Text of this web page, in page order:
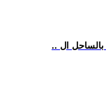
بالساحل ال